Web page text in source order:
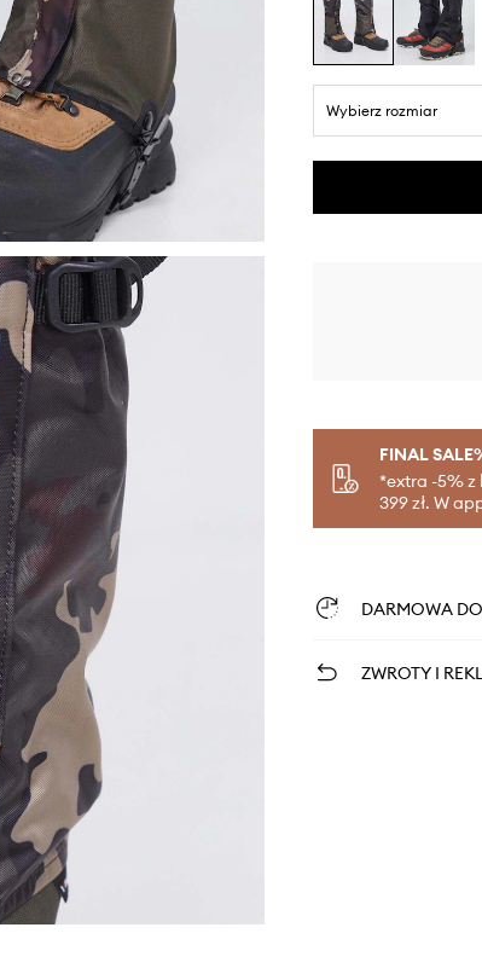
Wybierz rozmiar
FINAL
*extra -5% z
399 zł. W
DARMOWA
ZWROTY I